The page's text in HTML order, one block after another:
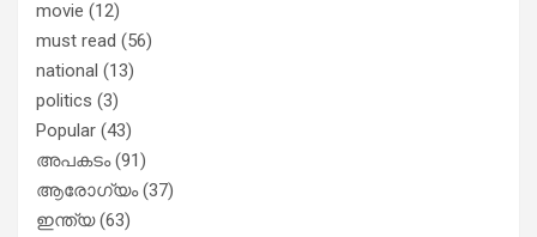
movie (12)
must read (56)
national (13)
politics (3)
Popular (43)
അപകടം(91)
ആരോഗ്യം(37)
ഇന്ത്യ(63)